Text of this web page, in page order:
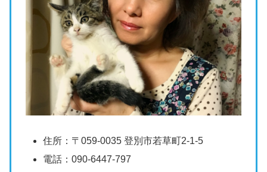
住所：〒059-0035 登別市若草町2-1-5
電話：090-6447-797